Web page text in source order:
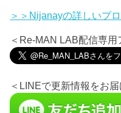
＞＞Nijanayの詳しいプ
＜Re-MAN LAB配信専用
＜LINEで更新情報をお届